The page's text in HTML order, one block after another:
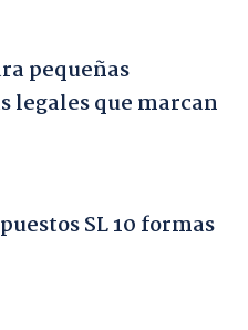
pequeñas
legales que marcan
SL 10 formas